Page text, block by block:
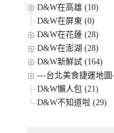
D&W在高雄 (10)
D&W在屏東 (0)
D&W在花蓮 (28)
D&W在澎湖 (28)
D&W新鮮試 (164)
---台北美食捷運地圖
D&W懶人包 (21)
D&W不知道啦 (29)